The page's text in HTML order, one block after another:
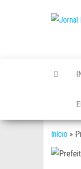
Início »